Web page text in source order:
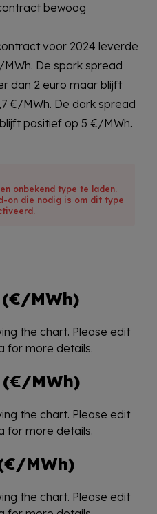
bewoog
voor 2024 leverde
De spark spread
dan 2 euro maar blijft
€/MWh. De dark spread
positief op 5 €/MWh.
onbekend type te laden.
on die nodig is om dit type
(€/MWh)
the chart. Please edit
for more details.
(€/MWh)
the chart. Please edit
for more details.
MWh)
the chart. Please edit